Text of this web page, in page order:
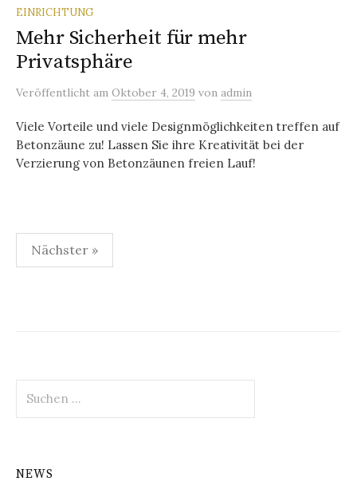
EINRICHTUNG
Mehr Sicherheit für mehr
Privatsphäre
Veröffentlicht am Oktober 4, 2019 von admin
Viele Vorteile und viele Designmöglichkeiten treffen auf
Betonzäune zu! Lassen Sie ihre Kreativität bei der
Verzierung von Betonzäunen freien Lauf!
Seitennummerierung
der
Nächster »
nach:
NEWS